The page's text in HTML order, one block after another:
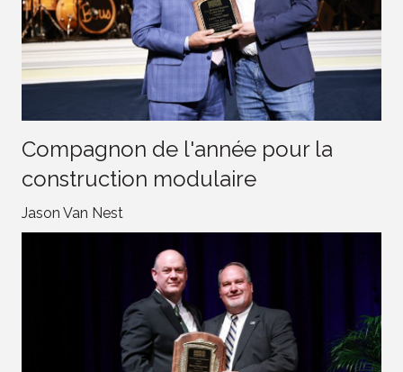
Compagnon de l'année pour la
construction modulaire
Jason Van Nest